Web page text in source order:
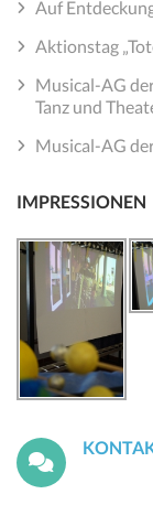
Auf
Aktionstag
Musical-AG
Tanz und
Musical-AG
IMPRESSIONEN